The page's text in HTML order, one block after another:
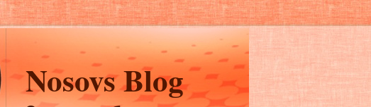
Nosovs Blog